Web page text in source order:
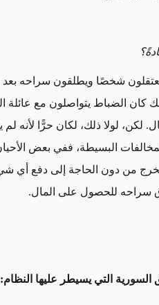
شخصًا ويطلقون سراحه بعد
كان الضباط يتواصلون مع عائلة
لولا ذلك، لكان حرًّا لأنه لم
البسيطة، ففي بعض
من دون الحاجة إلى دفع أي شيء.
سراحه للحصول على المال.
التي يسيطر عليها النظام: